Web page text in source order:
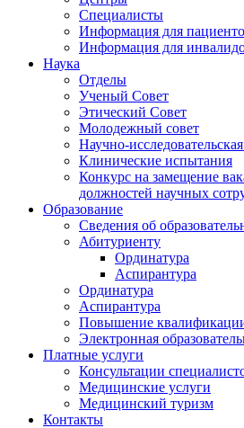
Специалисты
Информация для
Информация для
Наука
Отделы
Ученый Совет
Этический Совет
Молодежный совет
Научно-
Клинические испытания
Конкурс на замещение
должностей научных
Образование
Сведения об
Абитуриенту
Ординатура
Аспирантура
Ординатура
Аспирантура
Повышение
Электронная
Платные услуги
Консультации
Медицинские услуги
Медицинский туризм
Контакты